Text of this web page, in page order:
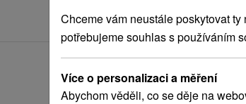
Vodní relax doplňují animace, kola,
Zobrazit více
Chceme vám neustále poskytovat
potřebujeme souhlas s používáním
Více o personalizaci a měření
Abychom věděli, co se děje na